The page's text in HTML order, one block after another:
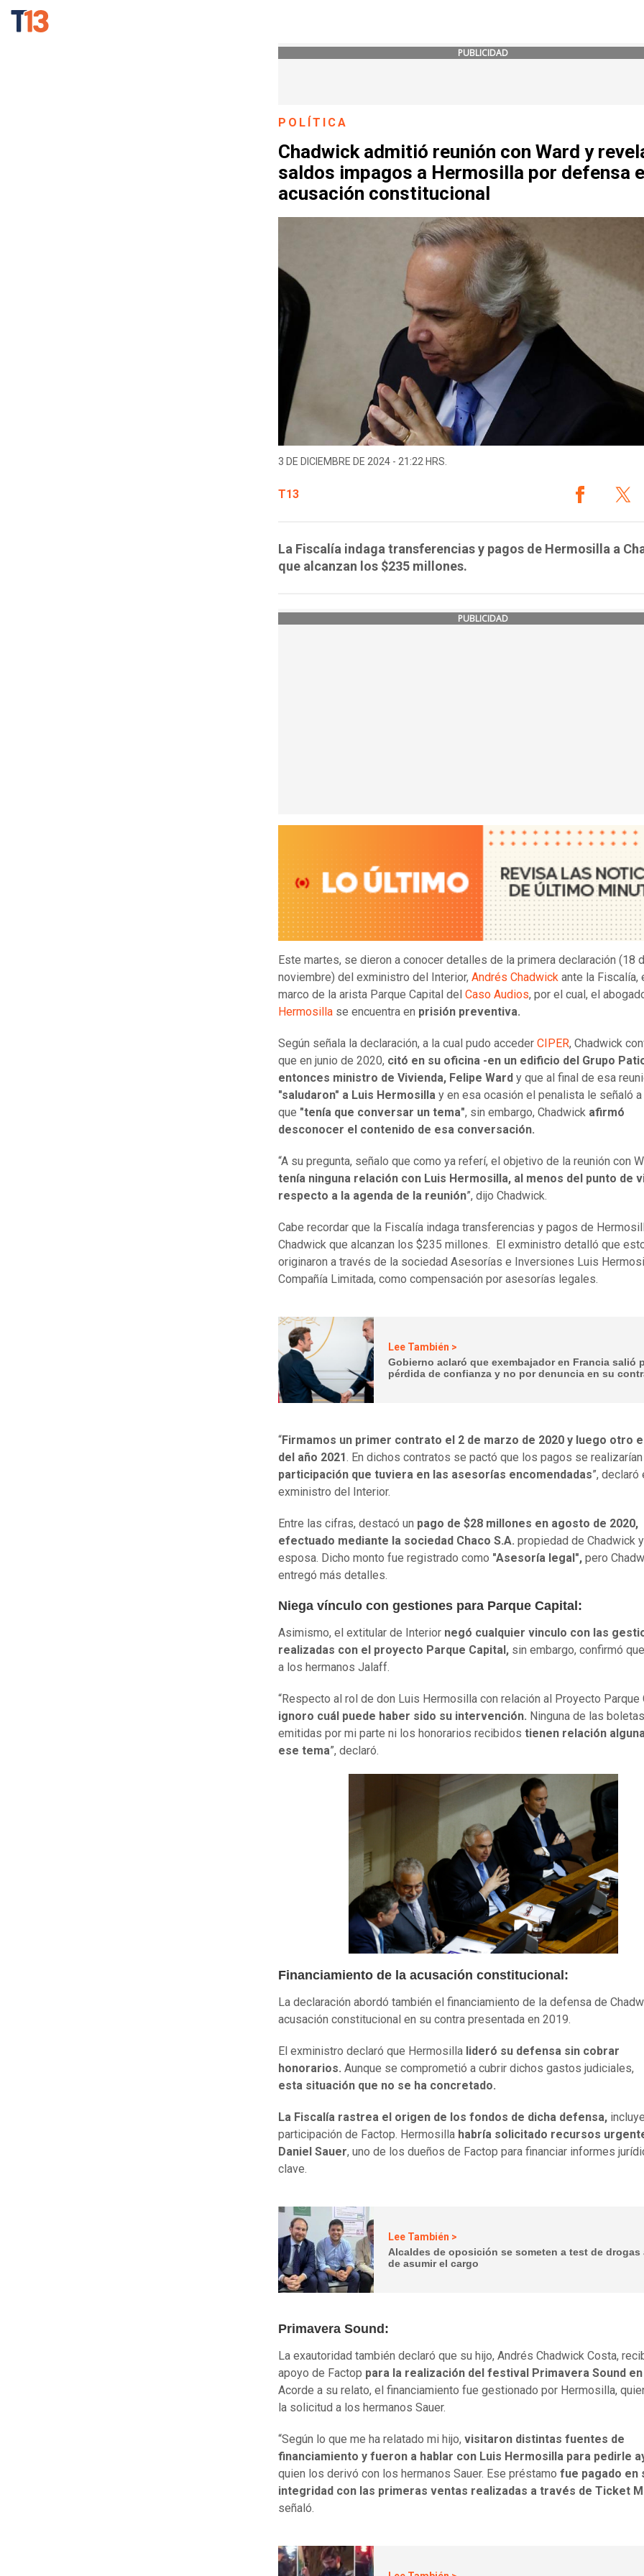
PUBLICIDAD
POLÍTICA
Chadwick admitió reunión con Ward y
saldos impagos a Hermosilla por defensa
acusación constitucional
3 DE DICIEMBRE DE 2024 - 21:22 HRS.
T13
La Fiscalía indaga transferencias y pagos de Hermosilla a
que alcanzan los $235 millones.
PUBLICIDAD
Este martes, se dieron a conocer detalles de la primera declaración (18
noviembre) del exministro del Interior, Andrés Chadwick ante la Fiscalía,
marco de la arista Parque Capital del Caso Audios, por el cual, el
Hermosilla se encuentra en prisión preventiva.
Según señala la declaración, a la cual pudo acceder CIPER, Chadwick
que en junio de 2020, citó en su oficina -en un edificio del Grupo
entonces ministro de Vivienda, Felipe Ward y que al final de esa
"saludaron" a Luis Hermosilla y en esa ocasión el penalista le señaló a
que "tenía que conversar un tema", sin embargo, Chadwick afirmó
desconocer el contenido de esa conversación.
“A su pregunta, señalo que como ya referí, el objetivo de la reunión con
tenía ninguna relación con Luis Hermosilla, al menos del punto de
respecto a la agenda de la reunión”, dijo Chadwick.
Cabe recordar que la Fiscalía indaga transferencias y pagos de
Chadwick que alcanzan los $235 millones. El exministro detalló que
originaron a través de la sociedad Asesorías e Inversiones Luis
Compañía Limitada, como compensación por asesorías legales.
Lee También >
Gobierno aclaró que exembajador en Francia salió
pérdida de confianza y no por denuncia en su
“Firmamos un primer contrato el 2 de marzo de 2020 y luego otro
del año 2021. En dichos contratos se pactó que los pagos se
participación que tuviera en las asesorías encomendadas”, declaró
exministro del Interior.
Entre las cifras, destacó un pago de $28 millones en agosto de 2020,
efectuado mediante la sociedad Chaco S.A. propiedad de Chadwick
esposa. Dicho monto fue registrado como "Asesoría legal", pero
entregó más detalles.
Niega vínculo con gestiones para Parque Capital:
Asimismo, el extitular de Interior negó cualquier vinculo con las
realizadas con el proyecto Parque Capital, sin embargo, confirmó
a los hermanos Jalaff.
“Respecto al rol de don Luis Hermosilla con relación al Proyecto Parque
ignoro cuál puede haber sido su intervención. Ninguna de las boletas
emitidas por mi parte ni los honorarios recibidos tienen relación
ese tema”, declaró.
Financiamiento de la acusación constitucional:
La declaración abordó también el financiamiento de la defensa de
acusación constitucional en su contra presentada en 2019.
El exministro declaró que Hermosilla lideró su defensa sin cobrar
honorarios. Aunque se comprometió a cubrir dichos gastos judiciales,
esta situación que no se ha concretado.
La Fiscalía rastrea el origen de los fondos de dicha defensa,
participación de Factop. Hermosilla habría solicitado recursos
Daniel Sauer, uno de los dueños de Factop para financiar informes
clave.
Lee También >
Alcaldes de oposición se someten a test de drogas
de asumir el cargo
Primavera Sound:
La exautoridad también declaró que su hijo, Andrés Chadwick Costa,
apoyo de Factop para la realización del festival Primavera Sound en
Acorde a su relato, el financiamiento fue gestionado por Hermosilla,
la solicitud a los hermanos Sauer.
“Según lo que me ha relatado mi hijo, visitaron distintas fuentes de
financiamiento y fueron a hablar con Luis Hermosilla para pedirle
quien los derivó con los hermanos Sauer. Ese préstamo fue pagado en
integridad con las primeras ventas realizadas a través de Ticket
señaló.